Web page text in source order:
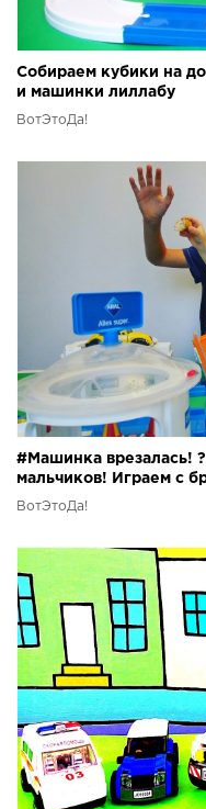
Собираем кубики на
и машинки лиллабу
ВотЭтоДа!
#Машинка врезалась!
мальчиков! Играем с
ВотЭтоДа!